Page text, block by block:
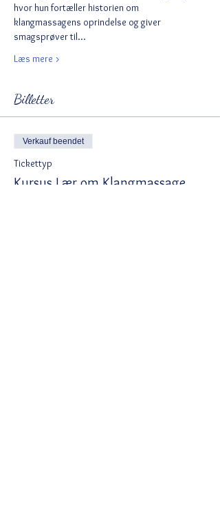
hvor hun fortæller historien om
klangmassagens oprindelse og giver
smagsprøver til…
Læs mere >
Billetter
Verkauf beendet
Tickettyp
Kursus Lær om Klangmassage